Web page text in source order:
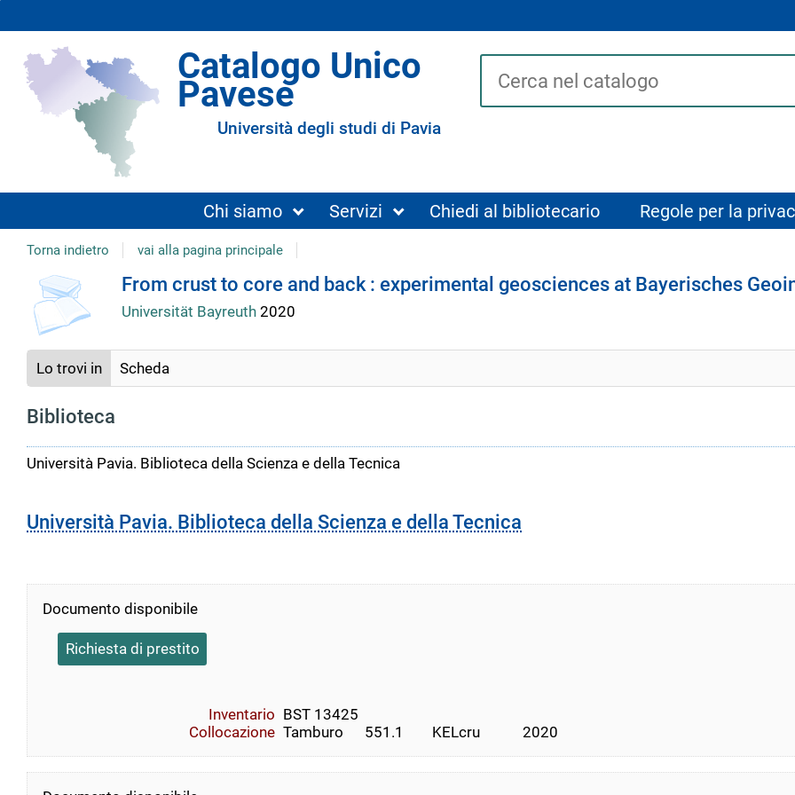
Catalogo Unico
Pavese
Università degli studi di Pavia
Cerca su "Catalogo"
Chi siamo Servizi Chiedi al bibliotecario Regole per la
Torna indietro vai alla pagina principale
Dettaglio
del
documento
copertina From crust to core and back : experimental geosciences at Bayerisches
Universität Bayreuth 2020
Lo trovi in Scheda
Biblioteca
Università Pavia. Biblioteca della Scienza e della Tecnica
Università Pavia. Biblioteca della Scienza e della Tecnica
Documento disponibile
Richiesta di prestito
Inventario BST 13425
Collocazione Tamburo      551.1        KELcru            2020